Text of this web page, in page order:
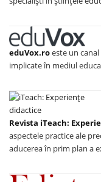
eduVox.roeste un
implicate în mediul
Revista iTeach:
aspectele practice ale
aducerea în prim plan a